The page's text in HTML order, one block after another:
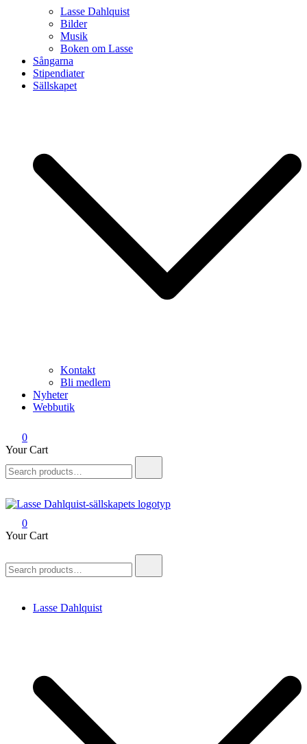
Lasse Dahlquist
Bilder
Musik
Boken om Lasse
Sångarna
Stipendiater
Sällskapet
Kontakt
Bli medlem
Nyheter
Webbutik
0
Your Cart
for:
Lasse Dahlquist-sällskapet
Allt om Lasse Dahlquist – kompositör, musiker, artist, kåsör och
skådespelare
0
Your Cart
for:
Lasse Dahlquist